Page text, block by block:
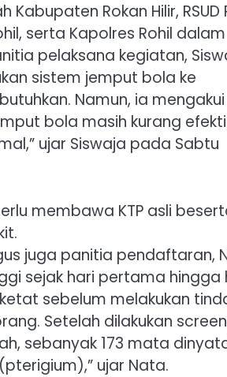
Rokan Hilir, RSUD
serta Kapolres Rohil dalam
pelaksana kegiatan,
sistem jemput bola ke
Namun, ia mengakui
bola masih kurang
ujar Siswaja pada Sabtu
membawa KTP asli
juga panitia pendaftaran,
sejak hari pertama hingga
sebelum melakukan
Setelah dilakukan
sebanyak 173 mata
ujar Nata.